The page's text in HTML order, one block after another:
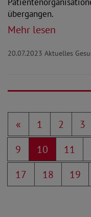
übergangen.
Mehr lesen
20.07.2023 Aktuelles
« 1 2 3
9
10 11
17
18 19